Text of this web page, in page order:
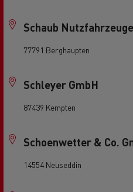
Schaub
77791 Berghaupten
Schleyer GmbH
87439 Kempten
Schoenwetter & Co.
14554 Neuseddin